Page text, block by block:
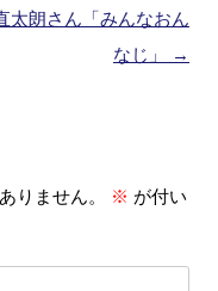
太朗さん「みんなおん
なじ」
→
りません。 ※ が付い